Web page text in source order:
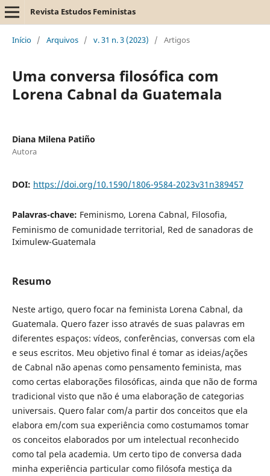
Revista Estudos Feministas
Início / Arquivos / v. 31 n. 3 (2023) / Artigos
Uma conversa filosófica com
Lorena Cabnal da Guatemala
Diana Milena Patiño
Autora
DOI: https://doi.org/10.1590/1806-9584-2023v31n389457
Palavras-chave: Feminismo, Lorena Cabnal, Filosofia,
Feminismo de comunidade territorial, Red de sanadoras de
Iximulew-Guatemala
Resumo
Neste artigo, quero focar na feminista Lorena Cabnal, da
Guatemala. Quero fazer isso através de suas palavras em
diferentes espaços: vídeos, conferências, conversas com ela
e seus escritos. Meu objetivo final é tomar as ideias/ações
de Cabnal não apenas como pensamento feminista, mas
como certas elaborações filosóficas, ainda que não de forma
tradicional visto que não é uma elaboração de categorias
universais. Quero falar com/a partir dos conceitos que ela
elabora em/com sua experiência como costumamos tomar
os conceitos elaborados por um intelectual reconhecido
como tal pela academia. Um certo tipo de conversa dada
minha experiência particular como filósofa mestiça da